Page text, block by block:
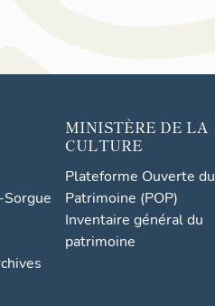
MINISTÈRE DE LA
CULTURE
Plateforme Ouverte du
Patrimoine (POP)
Inventaire général du
patrimoine